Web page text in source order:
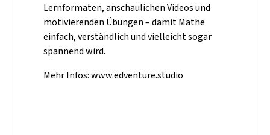
Lernformaten, anschaulichen Videos und
motivierenden Übungen – damit Mathe
einfach, verständlich und vielleicht sogar
spannend wird.
Mehr Infos: www.edventure.studio